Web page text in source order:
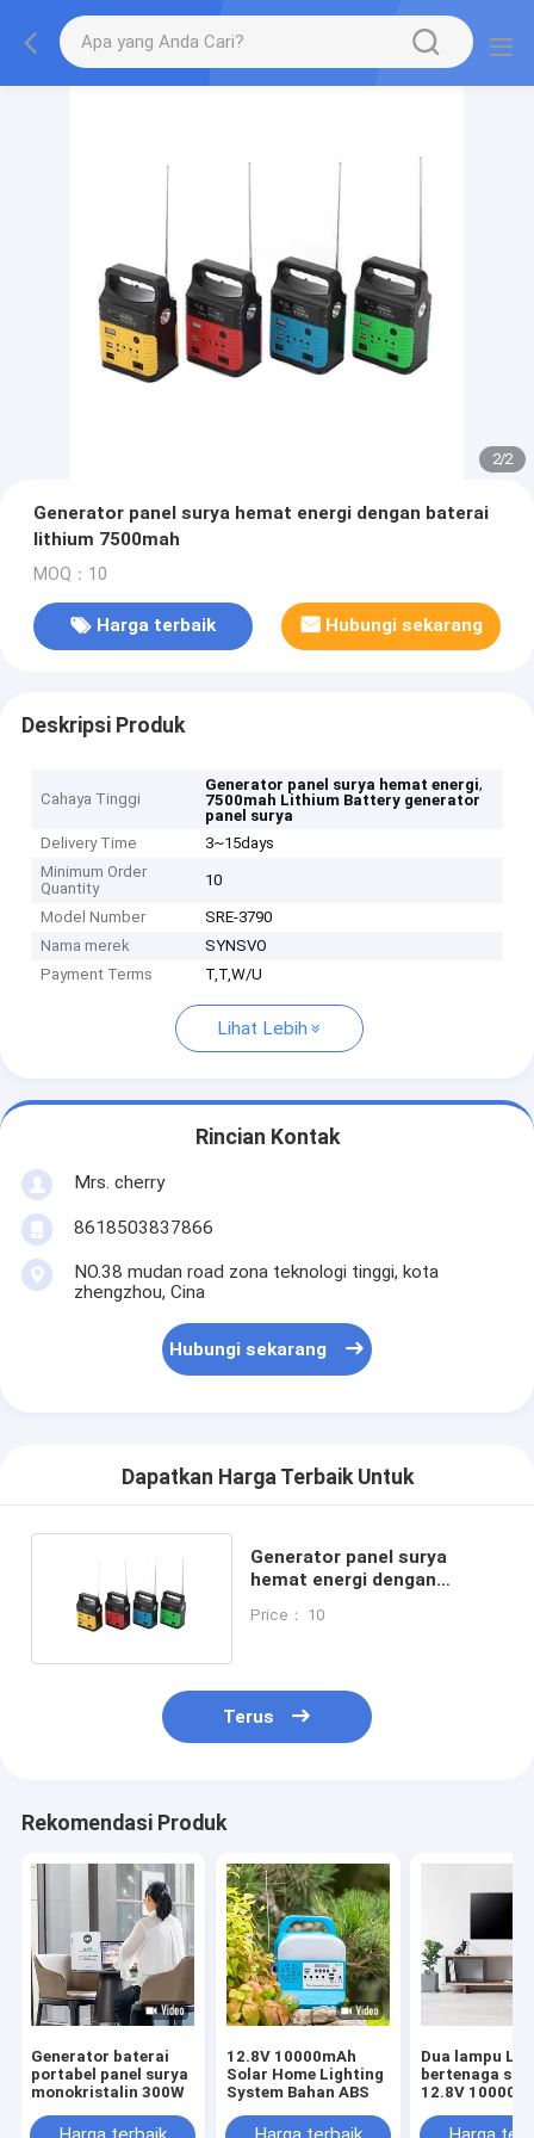
2/2
Generator panel surya hemat energi dengan baterai
lithium 7500mah
MOQ：10
Harga terbaik Hubungi sekarang
Deskripsi Produk
Cahaya Tinggi
Generator panel surya hemat energi,
7500mah Lithium Battery generator
panel surya
Delivery Time
3~15days
Minimum Order
Quantity
10
Model Number
SRE-3790
Nama merek
SYNSVO
Payment Terms
T,T,W/U
Lihat Lebih
Rincian Kontak
Mrs. cherry
8618503837866
NO.38 mudan road zona teknologi tinggi, kota
zhengzhou, Cina
Hubungi sekarang
Dapatkan Harga Terbaik Untuk
Generator panel surya
hemat energi dengan
Price： 10
Terus
Rekomendasi Produk
Generator baterai
portabel panel surya
monokristalin 300W
12.8V 10000mAh
Solar Home Lighting
System Bahan ABS
Dua lampu
bertenaga
12.8V